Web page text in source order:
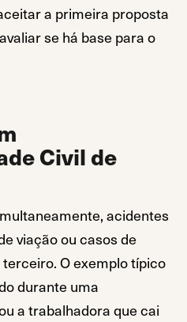
a primeira proposta
se há base para o
Civil de
acidentes
viação ou casos de
O exemplo típico
durante uma
a trabalhadora que cai